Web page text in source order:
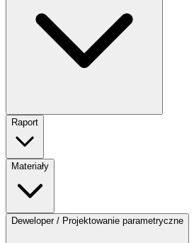
Raport
Materiały
Deweloper / Projektowanie parametryczne